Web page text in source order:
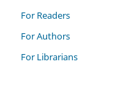
For Readers
For Authors
For Librarians